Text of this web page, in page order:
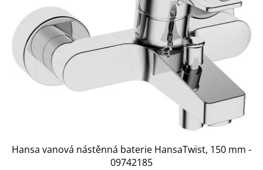
Hansa vanová nástěnná baterie HansaTwist, 150 mm -
09742185